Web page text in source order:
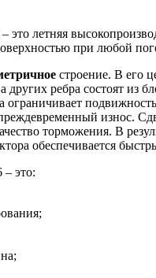
летняя
при любой
строение. В его
других ребра состоят
износ.
торможения. В
обеспечивается
это: